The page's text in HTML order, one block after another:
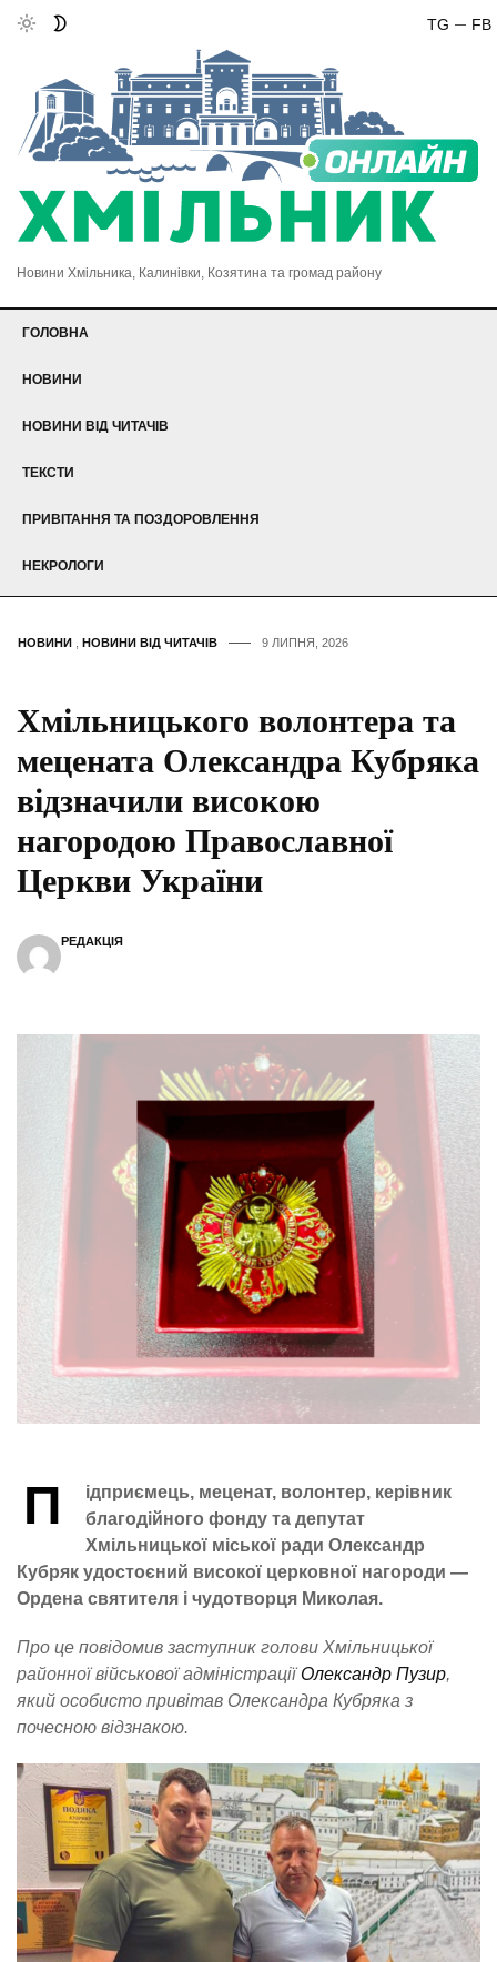
FB
TG
Новини Хмільника, Калинівки, Козятина та громад району
ГОЛОВНА
НОВИНИ
НОВИНИ ВІД ЧИТАЧІВ
ТЕКСТИ
ПРИВІТАННЯ ТА ПОЗДОРОВЛЕННЯ
НЕКРОЛОГИ
НОВИНИ НОВИНИ ВІД ЧИТАЧІВ 9 ЛИПНЯ, 2026
Хмільницького волонтера та
мецената Олександра Кубряка
відзначили високою
нагородою Православної
Церкви України
РЕДАКЦІЯ
П
ідприємець, меценат, волонтер, керівник
благодійного фонду та депутат
Хмільницької міської ради Олександр
Кубряк удостоєний високої церковної нагороди —
Ордена святителя і чудотворця Миколая.
Про це повідомив заступник голови Хмільницької
районної військової адміністраціїОлександр Пузир,
який особисто привітав Олександра Кубряка з
почесною відзнакою.